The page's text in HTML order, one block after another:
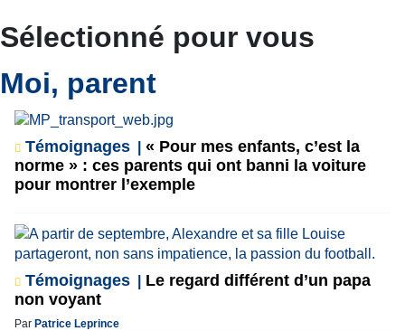
Sélectionné pour vous
Moi, parent
Témoignages
« Pour mes enfants, c’est la
norme » : ces parents qui ont banni la voiture
pour montrer l’exemple
Témoignages
Le regard différent d’un papa
non voyant
Par Patrice Leprince